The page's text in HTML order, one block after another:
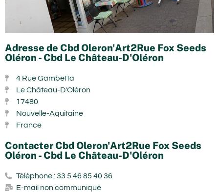
Adresse de Cbd Oleron'Art2Rue Fox Seeds
Oléron - Cbd Le Château-D'Oléron
4 Rue Gambetta
Le Château-D'Oléron
17480
Nouvelle-Aquitaine
France
Contacter Cbd Oleron'Art2Rue Fox Seeds
Oléron - Cbd Le Château-D'Oléron
Téléphone : 33 5 46 85 40 36
E-mail non communiqué